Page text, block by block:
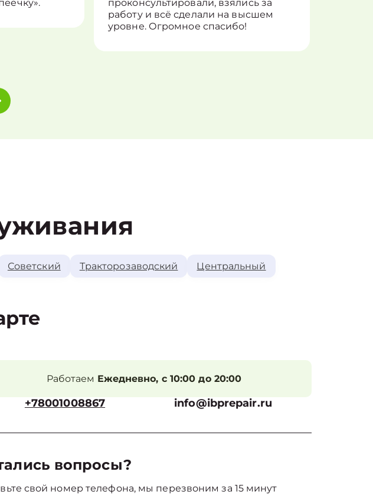
проконсультировали, взялись за
работу и всё сделали на высшем
уровне. Огромное спасибо!
Советский Тракторозаводский Центральный
Работаем Ежедневно, с 10:00 до 20:00
+78001008867 info@ibprepair.ru
вопросы?
свой номер телефона, мы перезвоним за 15 минут